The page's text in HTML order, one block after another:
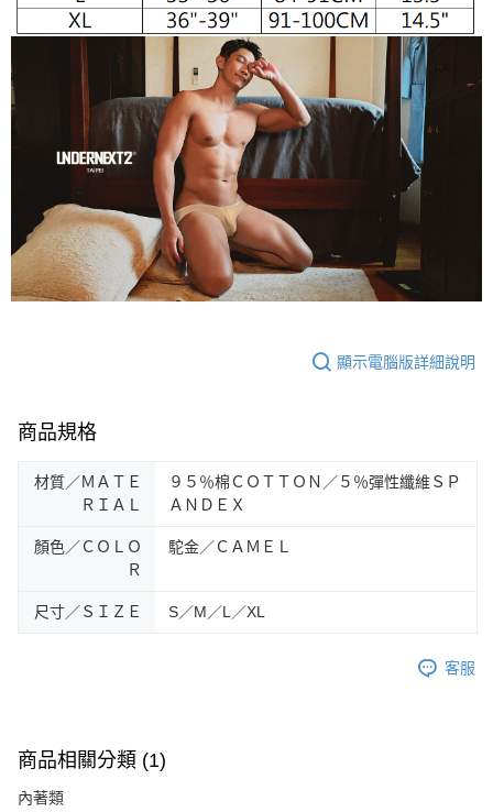
購買商品的店家。未經商家同意取消之訂單仍視為有效，需透過AFTEE先享
後付繳納相關費用。
※ 交易是否成功請以「AFTEE先享後付 」之結帳頁面顯示為準，若有關於
是否繳費成功／繳費後需取消欲退款等相關疑問，請聯繫「AFTEE先享後付
客戶支援中心」
https://netprotections.freshdesk.com/support/home
【注意事項】
１．透過由恩沛科技股份有限公司提供之「AFTEE先享後付」服務完成之交
易，需依本服務之必要範圍內提供個人資料，並將交易相關給付款項請求債
權轉讓予恩沛科技股份有限公司。
２．關於個人資料處理事宜，請瀏覽以下網址：
https://aftee.tw/terms/#terms3
３．未成年的使用者請事先徵得法定代理人或監護人之同意方可使用
「AFTEE先享後付」，若未經同意申辦者引起之損失，本公司不負相關責
任。
５．嚴禁一人註冊多個帳號或使用他人資訊註冊。若發現惡意使用之情形，
每筆NT$65，滿NT$1,000(含以上)免運費
付款後7-11取貨
每筆NT$65，滿NT$1,000(含以上)免運費
每筆NT$105，滿NT$1,000(含以上)免運費
查看運費
國家/地區配送順豐特快
顯示電腦版詳細說明
商品規格
材質／ＭＡＴＥ
ＲＩＡＬ
９５％棉ＣＯＴＴＯＮ／５％彈性纖維ＳＰ
ＡＮＤＥＸ
顏色／ＣＯＬＯ
Ｒ
駝金／ＣＡＭＥＬ
尺寸／ＳＩＺＥ S／M／L／XL
客服
商品相關分類 (1)
內著類